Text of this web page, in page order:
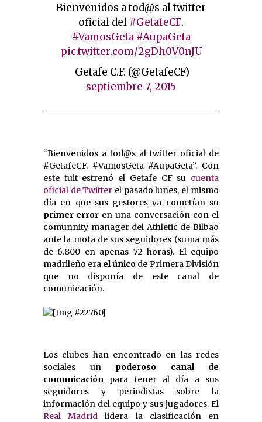
Bienvenidos a tod@s al twitter
oficial del #GetafeCF.
#VamosGeta #AupaGeta
pic.twitter.com/2gDh0V0nJU
 Getafe C.F. (@GetafeCF)
septiembre 7, 2015
“Bienvenidos a tod@s al twitter oficial de
#GetafeCF. #VamosGeta #AupaGeta”. Con
este tuit estrenó el Getafe CF su cuenta
oficial de Twitter el pasado lunes, el mismo
día en que sus gestores ya cometían su
primer error en una conversación con el
comunnity manager del Athletic de Bilbao
ante la mofa de sus seguidores (suma más
de 6.800 en apenas 72 horas). El equipo
madrileño era el único de Primera División
que no disponía de este canal de
comunicación.
Los clubes han encontrado en las redes
sociales un poderoso canal de
comunicación para tener al día a sus
seguidores y periodistas sobre la
información del equipo y sus jugadores. El
Real Madrid lidera la clasificación en